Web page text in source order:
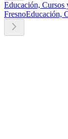
Educación, Cursos
FresnoEducación,